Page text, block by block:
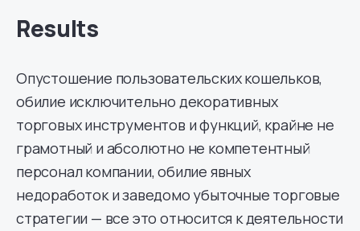
Results
Опустошение пользовательских кошельков,
обилие исключительно декоративных
торговых инструментов и функций, крайне не
грамотный и абсолютно не компетентный
персонал компании, обилие явных
недоработок и заведомо убыточные торговые
стратегии — все это относится к деятельности